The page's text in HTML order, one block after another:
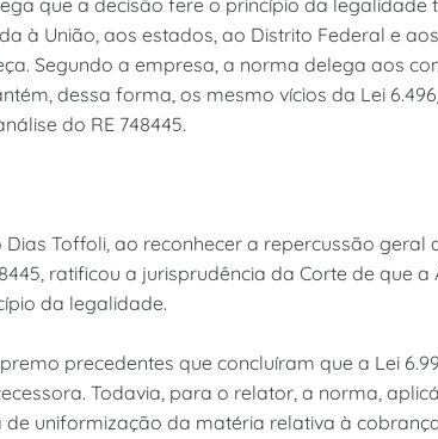
que a decisão fere o princípio da legalidade
à União, aos estados, ao Distrito Federal e
Segundo a empresa, a norma delega aos
dessa forma, os mesmo vícios da Lei
do RE 748445.
Toffoli, ao reconhecer a repercussão geral
ratificou a jurisprudência da Corte de que
da legalidade.
precedentes que concluíram que a Lei
Todavia, para o relator, a norma,
de uniformização da matéria relativa à